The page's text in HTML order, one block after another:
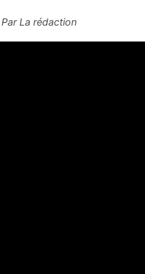
ParLa rédaction